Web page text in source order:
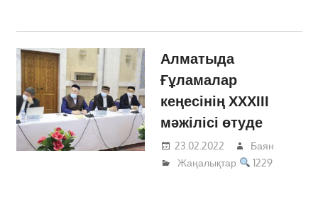
Алматыда
Ғұламалар
кеңесінің ХХХІІІ
мәжілісі өтуде
23.02.2022
Баян
Жаңалықтар
1229